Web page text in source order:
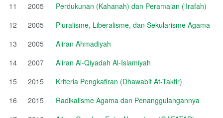
11
2005
Perdukunan (Kahanah) dan Peramalan (‘Irafah)
12
2005
Pluralisme, Liberalisme, dan Sekularisme Agama
13
2005
Aliran Ahmadiyah
14
2007
Aliran Al-Qiyadah Al-Islamiyah
15
2015
Kriteria Pengkafiran (Dhawabit At-Takfir)
16
2015
Radikalisme Agama dan Penanggulangannya